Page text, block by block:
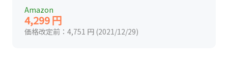
Amazon
4,299 円
価格改定前：4,751 円 (2021/12/29)